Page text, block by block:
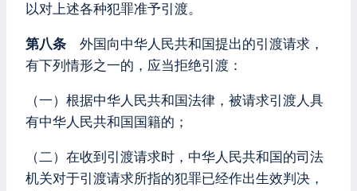
以对上述各种犯罪准予引渡。
第八条 外国向中华人民共和国提出的引渡请求，
有下列情形之一的，应当拒绝引渡：
（一）根据中华人民共和国法律，被请求引渡人具
有中华人民共和国国籍的；
（二）在收到引渡请求时，中华人民共和国的司法
机关对于引渡请求所指的犯罪已经作出生效判决，